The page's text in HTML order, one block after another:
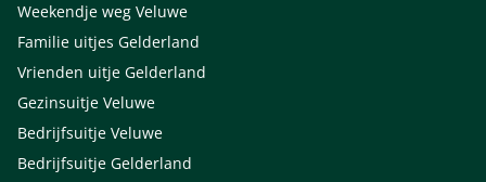
Weekendje weg Veluwe
Familie uitjes Gelderland
Vrienden uitje Gelderland
Gezinsuitje Veluwe
Bedrijfsuitje Veluwe
Bedrijfsuitje Gelderland